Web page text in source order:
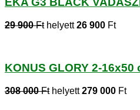
29 900 Fthelyett26 900 Ft
KONUS GLORY 2-16x50
308 000 Fthelyett279 000 Ft